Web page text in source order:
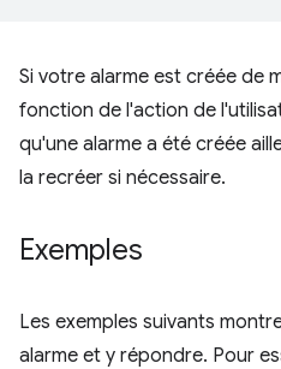
Si votre alarme est créée de
fonction de l'action de
qu'une alarme a été créée
la recréer si nécessaire.
Exemples
Les exemples suivants
alarme et y répondre. Pour